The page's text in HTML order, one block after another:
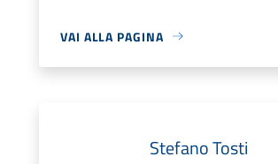
VAI ALLA PAGINA
Stefano Tosti